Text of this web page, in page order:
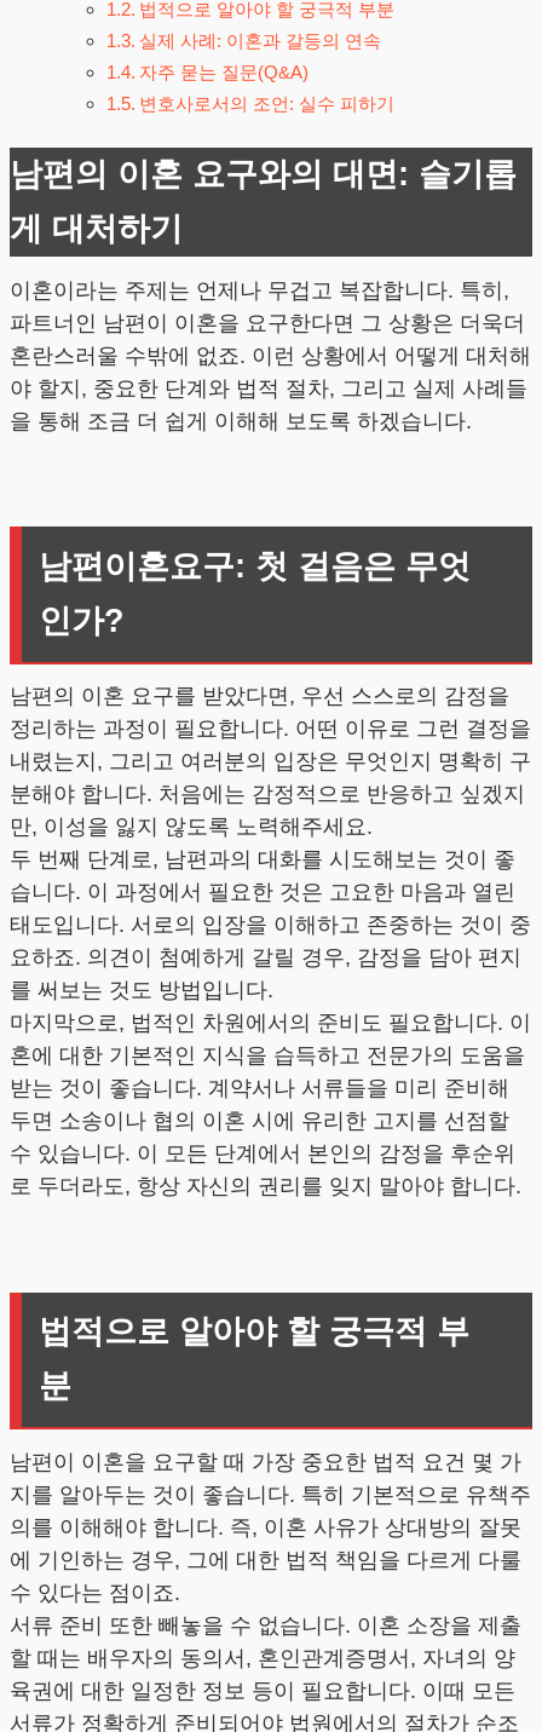
법적으로 알아야 할 궁극적 부분
실제 사례: 이혼과 갈등의 연속
자주 묻는 질문(Q&A)
변호사로서의 조언: 실수 피하기
남편의 이혼 요구와의 대면: 슬기롭
게 대처하기
이혼이라는 주제는 언제나 무겁고 복잡합니다. 특히,
파트너인 남편이 이혼을 요구한다면 그 상황은 더욱더
혼란스러울 수밖에 없죠. 이런 상황에서 어떻게 대처해
야 할지, 중요한 단계와 법적 절차, 그리고 실제 사례들
을 통해 조금 더 쉽게 이해해 보도록 하겠습니다.
남편이혼요구: 첫 걸음은 무엇
인가?
남편의 이혼 요구를 받았다면, 우선 스스로의 감정을
정리하는 과정이 필요합니다. 어떤 이유로 그런 결정을
내렸는지, 그리고 여러분의 입장은 무엇인지 명확히 구
분해야 합니다. 처음에는 감정적으로 반응하고 싶겠지
만, 이성을 잃지 않도록 노력해주세요.
두 번째 단계로, 남편과의 대화를 시도해보는 것이 좋
습니다. 이 과정에서 필요한 것은 고요한 마음과 열린
태도입니다. 서로의 입장을 이해하고 존중하는 것이 중
요하죠. 의견이 첨예하게 갈릴 경우, 감정을 담아 편지
를 써보는 것도 방법입니다.
마지막으로, 법적인 차원에서의 준비도 필요합니다. 이
혼에 대한 기본적인 지식을 습득하고 전문가의 도움을
받는 것이 좋습니다. 계약서나 서류들을 미리 준비해
두면 소송이나 협의 이혼 시에 유리한 고지를 선점할
수 있습니다. 이 모든 단계에서 본인의 감정을 후순위
로 두더라도, 항상 자신의 권리를 잊지 말아야 합니다.
법적으로 알아야 할 궁극적 부
분
남편이 이혼을 요구할 때 가장 중요한 법적 요건 몇 가
지를 알아두는 것이 좋습니다. 특히 기본적으로 유책주
의를 이해해야 합니다. 즉, 이혼 사유가 상대방의 잘못
에 기인하는 경우, 그에 대한 법적 책임을 다르게 다룰
수 있다는 점이죠.
서류 준비 또한 빼놓을 수 없습니다. 이혼 소장을 제출
할 때는 배우자의 동의서, 혼인관계증명서, 자녀의 양
육권에 대한 일정한 정보 등이 필요합니다. 이때 모든
서류가 정확하게 준비되어야 법원에서의 절차가 순조